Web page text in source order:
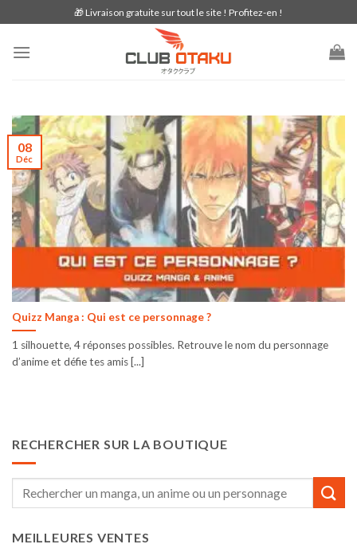
to
content
🎁 Livraison gratuite sur tout le site ! Profitez-en !
Quizz Manga : Qui est ce personnage ?
1 silhouette, 4 réponses possibles. Retrouve le nom du personnage
d’anime et défie tes amis [...]
08
Déc
RECHERCHER SUR LA BOUTIQUE
Recherche
pour :
MEILLEURES VENTES